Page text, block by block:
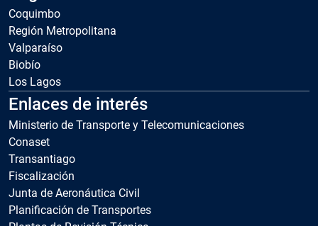
Coquimbo
Región Metropolitana
Valparaíso
Biobío
Los Lagos
Enlaces de interés
Ministerio de Transporte y Telecomunicaciones
Conaset
Transantiago
Fiscalización
Junta de Aeronáutica Civil
Planificación de Transportes